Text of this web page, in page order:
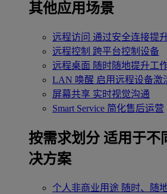
其他应用场景
远程访问 通过安全连接提
远程控制 跨平台控制设备
远程桌面 随时随地提升工
LAN 唤醒 启用远程设备激
屏幕共享 实时视觉沟通
Smart Service 简化售后运营
按需求划分 适用于不
决方案
个人非商业用途 随时、随